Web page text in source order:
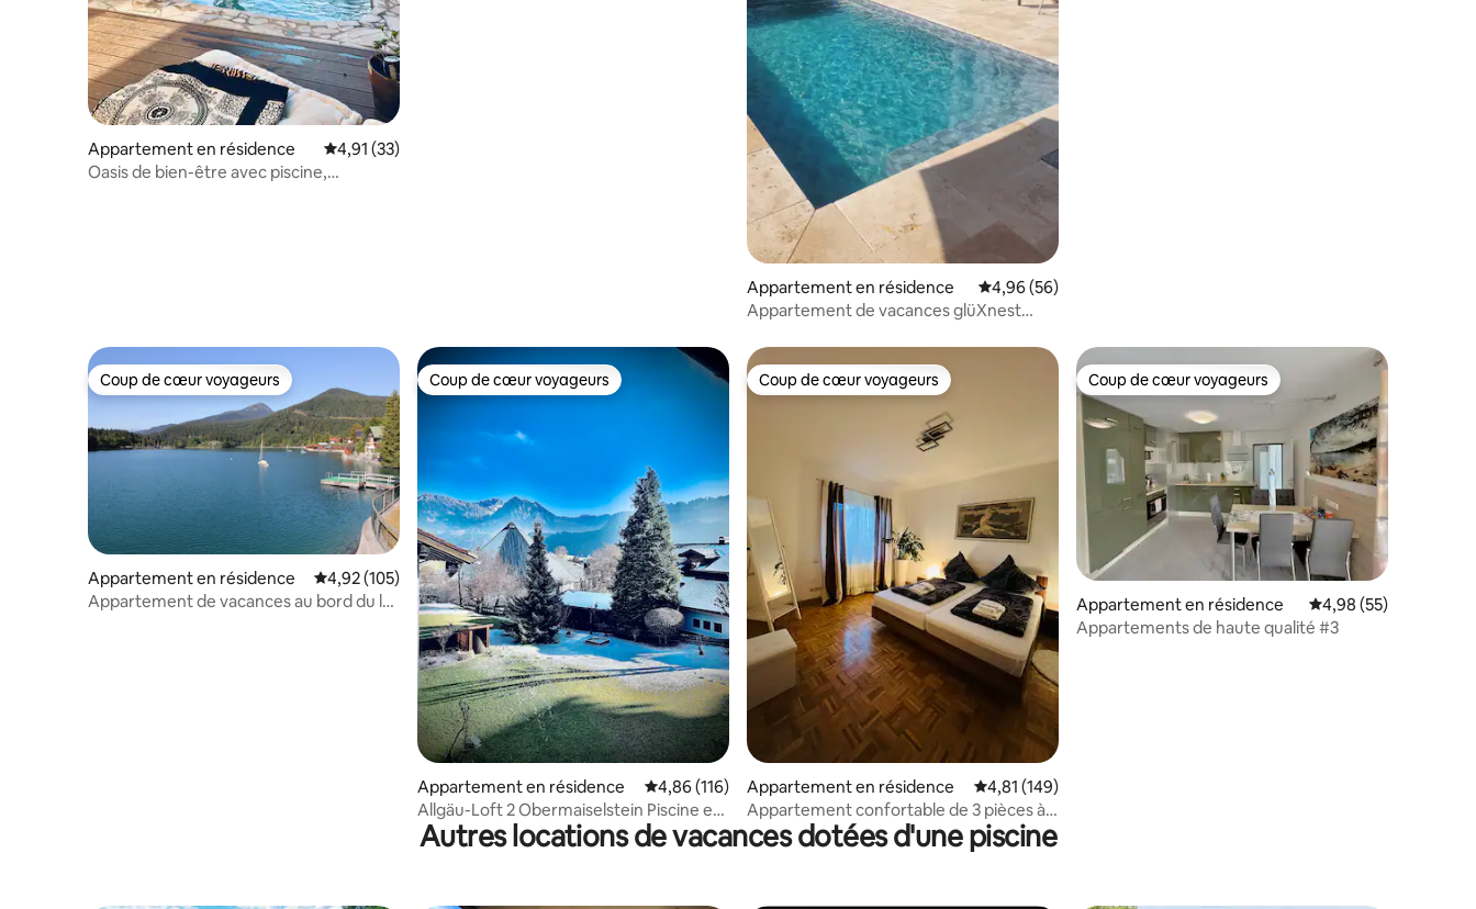
Appartement en résidence Évaluation moyenne sur la base de 33 commentaires : 4,91 sur 5
4,91 (33)
Oasis de bien-être avec piscine,
Appartement en résidence Évaluation moyenne sur la base de 56 commentaires : 4,96 sur 5
4,96 (56)
Appartement de vacances glüXnest
Coup de cœur voyageurs
Coup de cœur voyageurs
Appartement en résidence Évaluation moyenne sur la base de 105 commentaires : 4,92 sur 5
4,92 (105)
Appartement de vacances au bord du lac
Coup de cœur voyageurs
Coup de cœur voyageurs
Appartement en résidence Évaluation moyenne sur la base de 116 commentaires : 4,86 sur 5
4,86 (116)
Allgäu-Loft 2 Obermaiselstein Piscine et
sauna privé
Coup de cœur voyageurs
Coup de cœur voyageurs
Appartement en résidence Évaluation moyenne sur la base de 149 commentaires : 4,81 sur 5
4,81 (149)
Appartement confortable de 3 pièces à
Nuremberg
Coup de cœur voyageurs
Coup de cœur voyageurs
Appartement en résidence Évaluation moyenne
4,98 (55)
Appartements de haute qualité #3
Autres locations de vacances dotées d'une piscine